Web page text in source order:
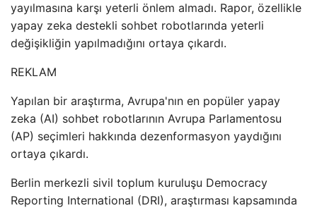
yayılmasına karşı yeterli önlem almadı. Rapor, özellikle
yapay zeka destekli sohbet robotlarında yeterli
değişikliğin yapılmadığını ortaya çıkardı.
REKLAM
Yapılan bir araştırma, Avrupa'nın en popüler yapay
zeka (AI) sohbet robotlarının Avrupa Parlamentosu
(AP) seçimleri hakkında dezenformasyon yaydığını
ortaya çıkardı.
Berlin merkezli sivil toplum kuruluşu Democracy
Reporting International (DRI), araştırması kapsamında